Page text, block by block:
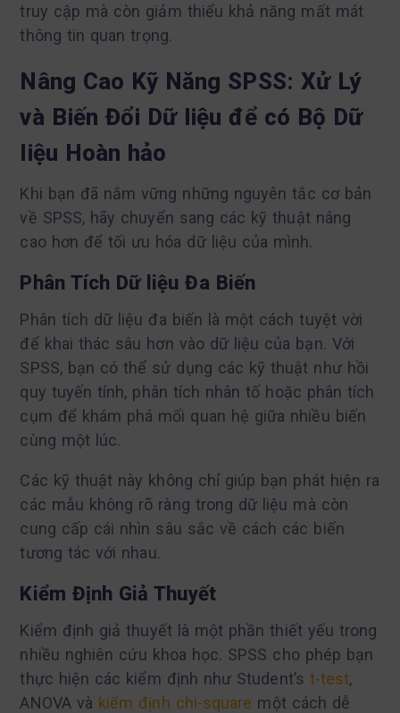
truy cập mà còn giảm thiểu khả năng mất mát
thông tin quan trọng.
Nâng Cao Kỹ Năng SPSS: Xử Lý
và Biến Đổi Dữ liệu để có Bộ Dữ
liệu Hoàn hảo
Khi bạn đã nắm vững những nguyên tắc cơ bản
về SPSS, hãy chuyển sang các kỹ thuật nâng
cao hơn để tối ưu hóa dữ liệu của mình.
Phân Tích Dữ liệu Đa Biến
Phân tích dữ liệu đa biến là một cách tuyệt vời
để khai thác sâu hơn vào dữ liệu của bạn. Với
SPSS, bạn có thể sử dụng các kỹ thuật như hồi
quy tuyến tính, phân tích nhân tố hoặc phân tích
cụm để khám phá mối quan hệ giữa nhiều biến
cùng một lúc.
Các kỹ thuật này không chỉ giúp bạn phát hiện ra
các mẫu không rõ ràng trong dữ liệu mà còn
cung cấp cái nhìn sâu sắc về cách các biến
tương tác với nhau.
Kiểm Định Giả Thuyết
Kiểm định giả thuyết là một phần thiết yếu trong
nhiều nghiên cứu khoa học. SPSS cho phép bạn
thực hiện các kiểm định như Student’s t-test,
ANOVA và kiểm định chi-square một cách dễ